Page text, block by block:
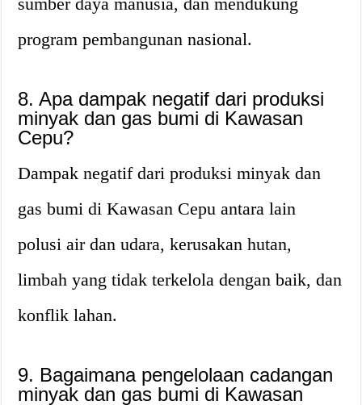
program pembangunan nasional.
8. Apa dampak negatif dari produksi
minyak dan gas bumi di Kawasan
Cepu?
Dampak negatif dari produksi minyak dan
gas bumi di Kawasan Cepu antara lain
polusi air dan udara, kerusakan hutan,
limbah yang tidak terkelola dengan baik, dan
konflik lahan.
9. Bagaimana pengelolaan cadangan
minyak dan gas bumi di Kawasan